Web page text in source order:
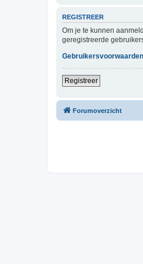
REGISTREER
Om je te kunnen
geregistreerde
Gebruikersvoorwaarden
Registreer
Forumoverzicht